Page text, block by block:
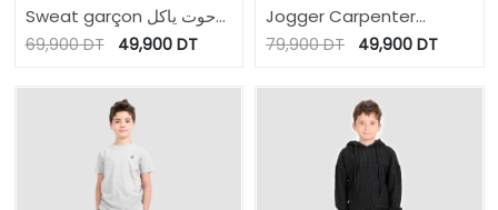
Sweat garçon حوت ياكل
حوت
69,900DT 49,900DT
Jogger Carpenter
garçon en molleton
79,900DT 49,900 DT